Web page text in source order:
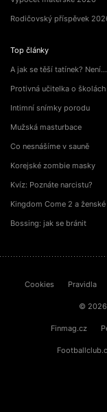
Rodičovský příspěvek
Top články
A jak se těší tatínek? Není…
Protivná učitelka o školách
Intimní snímky porodu
Mužská masturbace
Co nesnášíme v sauně
Korejské zombie masky
Kvíz: Poznáte narcistu?
Kingdom Come 2 a
Bossing: jak se bránit
Cookies Pravidla
© 2026
Finmag.cz